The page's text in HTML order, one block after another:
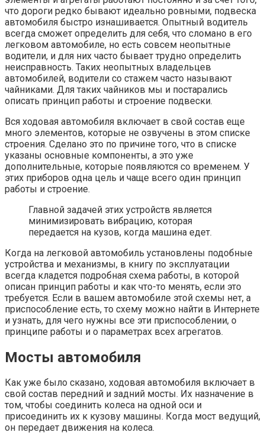
что дороги редко бывают идеально ровными, подвеска
автомобиля быстро изнашивается. Опытный водитель
всегда сможет определить для себя, что сломано в его
легковом автомобиле, но есть совсем неопытные
водители, и для них часто бывает трудно определить
неисправность. Таких неопытных владельцев
автомобилей, водители со стажем часто называют
чайниками. Для таких чайников мы и постарались
описать принцип работы и строение подвески.
Вся ходовая автомобиля включает в свой состав еще
много элементов, которые не озвучены в этом списке
строения. Сделано это по причине того, что в списке
указаны основные компоненты, а это уже
дополнительные, которые появляются со временем. У
этих приборов одна цель и чаще всего один принцип
работы и строение.
Главной задачей этих устройств является
минимизировать вибрацию, которая
передается на кузов, когда машина едет.
Когда на легковой автомобиль установлены подобные
устройства и механизмы, в книгу по эксплуатации
всегда кладется подробная схема работы, в которой
описан принцип работы и как что-то менять, если это
требуется. Если в вашем автомобиле этой схемы нет, а
приспособление есть, то схему можно найти в Интернете
и узнать, для чего нужны все эти приспособлении, о
принципе работы и о параметрах всех агрегатов.
Мосты автомобиля
Как уже было сказано, ходовая автомобиля включает в
свой состав передний и задний мосты. Их назначение в
том, чтобы соединить колеса на одной оси и
присоединить их к кузову машины. Когда мост ведущий,
он передает движения на колеса.